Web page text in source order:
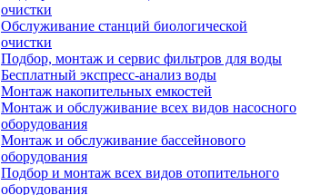
очистки
Обслуживание станций биологической
очистки
Подбор, монтаж и сервис фильтров для воды
Бесплатный экспресс-анализ воды
Монтаж накопительных емкостей
Монтаж и обслуживание всех видов насосного
оборудования
Монтаж и обслуживание бассейнового
оборудования
Подбор и монтаж всех видов отопительного
оборудования